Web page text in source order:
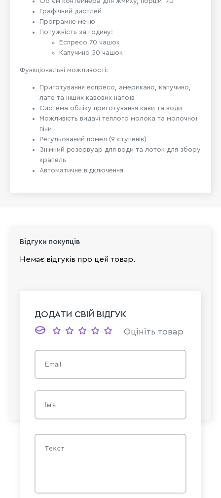
Графічний дисплей
Програмне меню
Потужність за годину:
Еспресо 70 чашок
Капучино 50 чашок
Функціональні можливості:
Приготування еспресо, американо, капучино,
лате та інших кавових напоїв
Система обліку приготування кави та води
Можливість видачі теплого молока та молочної
піни
Регульований помел (9 ступенів)
Знімний резервуар для води та лоток для збору
крапель
Автоматичне відключення
Відгуки покупців
Немає відгуків про цей товар.
ДОДАТИ СВІЙ ВІДГУК
Оцініть товар